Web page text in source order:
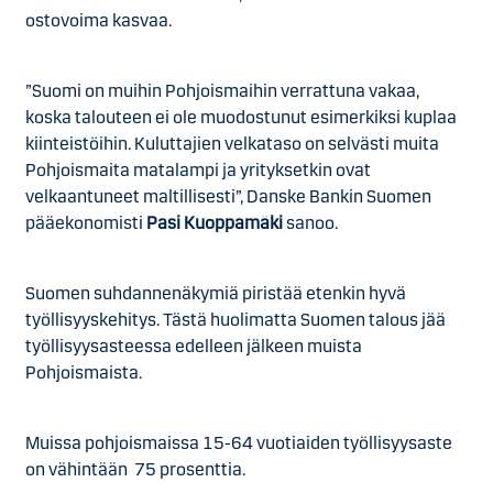
ostovoima kasvaa.
”Suomi on muihin Pohjoismaihin verrattuna vakaa,
koska talouteen ei ole muodostunut esimerkiksi kuplaa
kiinteistöihin. Kuluttajien velkataso on selvästi muita
Pohjoismaita matalampi ja yrityksetkin ovat
velkaantuneet maltillisesti”, Danske Bankin Suomen
pääekonomisti Pasi Kuoppamäki sanoo.
Suomen suhdannenäkymiä piristää etenkin hyvä
työllisyyskehitys. Tästä huolimatta Suomen talous jää
työllisyysasteessa edelleen jälkeen muista
Pohjoismaista.
Muissa pohjoismaissa 15-64 vuotiaiden työllisyysaste
on vähintään 75 prosenttia.